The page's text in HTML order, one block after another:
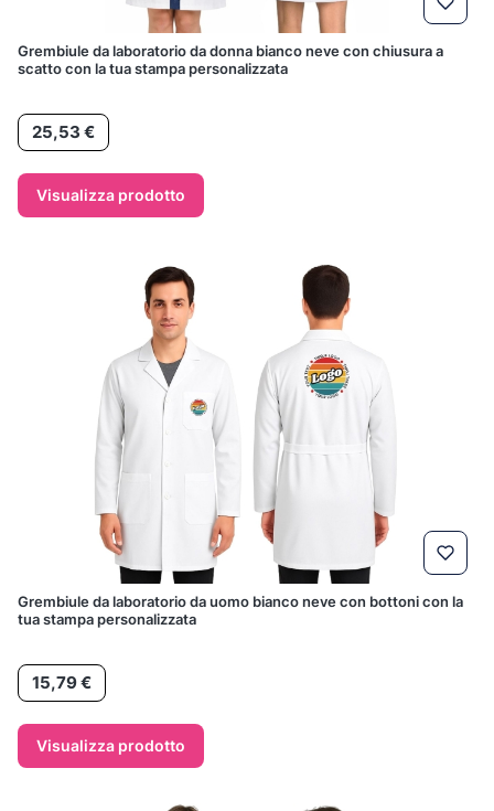
Grembiule da laboratorio da donna bianco neve con chiusura a
scatto con la tua stampa personalizzata
Prezzo
25,53 €
Visualizza prodotto
Grembiule da laboratorio da uomo bianco neve con bottoni con la
tua stampa personalizzata
Prezzo
15,79 €
Visualizza prodotto